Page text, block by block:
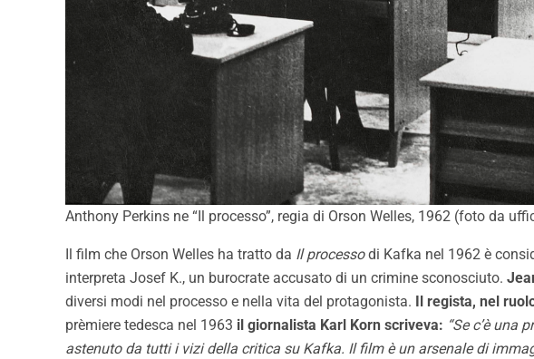
Anthony Perkins ne “Il processo”, regia di Orson Welles, 1962 (foto da
Il film che Orson Welles ha tratto da Il processodi Kafka nel 1962 è
interpreta Josef K., un burocrate accusato di un crimine sconosciuto.
diversi modi nel processo e nella vita del protagonista. Il regista, nel
prèmiere tedesca nel 1963 il giornalista Karl Korn scriveva: “Se c’è una
astenuto da tutti i vizi della critica su Kafka. Il film è un arsenale di